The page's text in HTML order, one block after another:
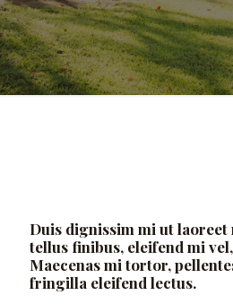
Duis dignissim mi ut laoreet
tellus finibus, eleifend mi
Maecenas mi tortor,
fringilla eleifend lectus.